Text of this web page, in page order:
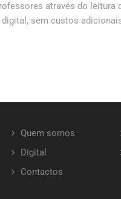
através do leitura
sem custos
Quem somos
Digital
Contactos